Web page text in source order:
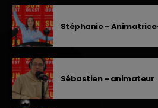
Stéphanie –
Sébastien – animateur